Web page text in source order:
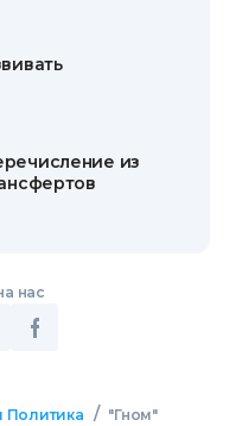
из
нас
Политика / "Гном"